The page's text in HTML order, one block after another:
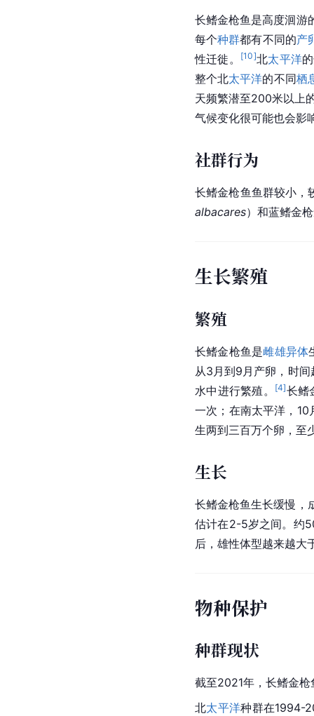
长鳍金枪鱼是高度洄游
每个种群都有不同的产
性迁徙。
[10]北太平洋
整个北太平洋的不同栖
天频繁潜至200米以上
气候变化很可能也会影
社群行为
长鳍金枪鱼鱼群较小，
albacares）和蓝鳍金
生长繁殖
繁殖
长鳍金枪鱼是雌雄异体
从3月到9月产卵，时
水中进行繁殖。
[4]长鳍
一次；在南太平洋，
生两到三百万个卵，至
生长
长鳍金枪鱼生长缓慢，
估计在2-5岁之间。约
后，雄性体型越来越大
物种保护
种群现状
截至2021年，长鳍金
北太平洋种群在1994-